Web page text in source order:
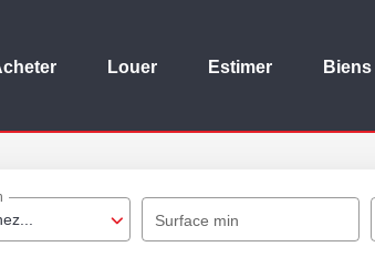
Louer Estimer
Surface min